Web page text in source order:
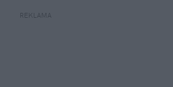
REKLAMA